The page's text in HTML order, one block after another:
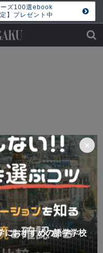
ズ100選ebook
定】プレゼント中
×
におすすめの語学学校